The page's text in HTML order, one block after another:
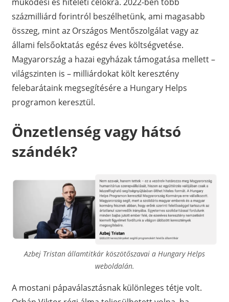
százmilliárd forintról beszélhetünk, ami magasabb
összeg, mint az Országos Mentőszolgálat vagy az
állami felsőoktatás egész éves költségvetése.
Magyarország a hazai egyházak támogatása mellett –
világszinten is – milliárdokat költ keresztény
felebarátaink megsegítésére a Hungary Helps
programon keresztül.
Önzetlenség vagy hátsó
szándék?
Azbej Tristan államtitkár köszötőszavai a Hungary Helps
weboldalán.
A mostani pápaválasztásnak különleges tétje volt.